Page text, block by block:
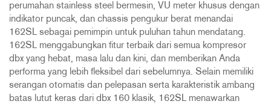
perumahan stainless steel bermesin, VU meter khusus dengan
indikator puncak, dan chassis pengukur berat menandai
162SL sebagai pemimpin untuk puluhan tahun mendatang.
162SL menggabungkan fitur terbaik dari semua kompresor
dbx yang hebat, masa lalu dan kini, dan memberikan Anda
performa yang lebih fleksibel dari sebelumnya. Selain memiliki
serangan otomatis dan pelepasan serta karakteristik ambang
batas lutut keras dari dbx 160 klasik, 162SL menawarkan